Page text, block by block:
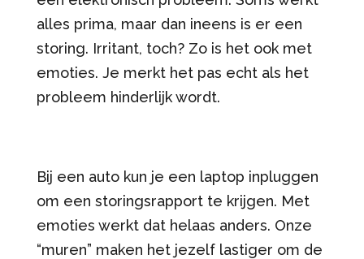
alles prima, maar dan ineens is er een
storing. Irritant, toch? Zo is het ook met
emoties. Je merkt het pas echt als het
probleem hinderlijk wordt.
Bij een auto kun je een laptop inpluggen
om een storingsrapport te krijgen. Met
emoties werkt dat helaas anders. Onze
“muren” maken het jezelf lastiger om de